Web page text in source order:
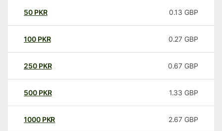
50 PKR 0.13 GBP
100 PKR 0.27 GBP
250 PKR 0.67 GBP
500 PKR 1.33 GBP
1000 PKR 2.67 GBP